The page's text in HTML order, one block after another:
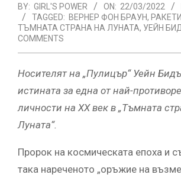
BY: GIRL'S POWER ON: 22/03/2022
TAGGED: ВЕРНЕР ФОН БРАУН,
ТЪМНАТА СТРАНА НА ЛУНАТА, УЕЙН
COMMENTS
Носителят на „Пулицър“ Уейн
истината за една от най-
личности на XXвек в „Тъмната
Луната“.
Пророк на космическата епоха и
така нареченото „оръжие на